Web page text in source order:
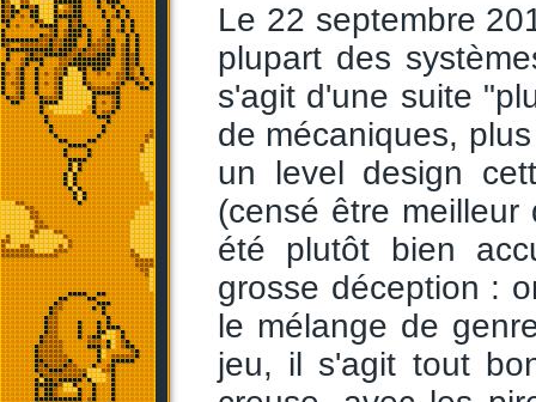
Le 22 septembre
plupart des
s'agit d'une suite
de mécaniques,
un level design
(censé être
été plutôt bien
grosse déception :
le mélange de
jeu, il s'agit tout